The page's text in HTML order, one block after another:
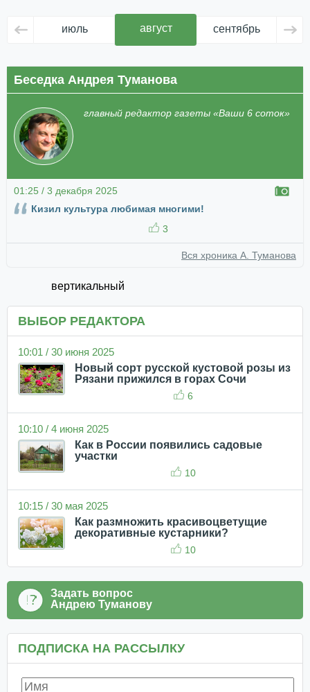
июль август сентябрь
Беседка Андрея Туманова
главный редактор газеты «Ваши 6 соток»
01:25 / 3 декабря 2025
Кизил культура любимая многими!
3
Вся хроника А. Туманова
вертикальный
ВЫБОР РЕДАКТОРА
10:01 / 30 июня 2025
Новый сорт русской кустовой розы из
Рязани прижился в горах Сочи
6
10:10 / 4 июня 2025
Как в России появились садовые
участки
10
10:15 / 30 мая 2025
Как размножить красивоцветущие
декоративные кустарники?
10
Задать вопрос
Андрею Туманову
ПОДПИСКА НА РАССЫЛКУ